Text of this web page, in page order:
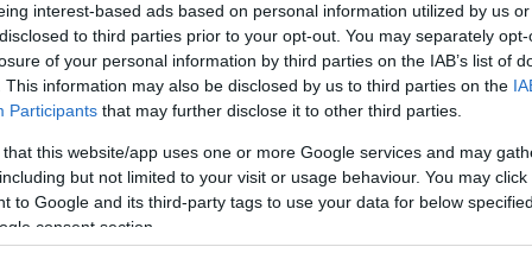
interest-based ads based on personal information utilized by us
to third parties prior to your opt-out. You may separately
of your personal information by third parties on the IAB’s list of
This information may also be disclosed by us to third parties on the
Participants that may further disclose it to other third parties.
that this website/app uses one or more Google services and may
but not limited to your visit or usage behaviour. You may
to Google and its third-party tags to use your data for below
consent section.
πονόλαιμου, είναι οι γαργάρες με
θα πρέπει να φτάνουν στο λαιμό σας) ή με
νερό). Ο πονόλαιμος συνήθως
στα ιγμόρεια και καταλήγει στο
διάλυμα μπορεί να κάνει
σπρέι βοτάνων για το λαιμό τα οποία